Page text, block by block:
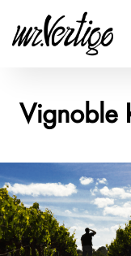
Vignoble